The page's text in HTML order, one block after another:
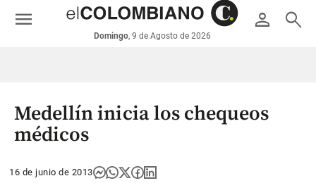
económicos
Colombia
person search
Domingo, 9 de Agosto de 2026
menu
Medellín inicia los chequeos
médicos
16 de junio de 2013